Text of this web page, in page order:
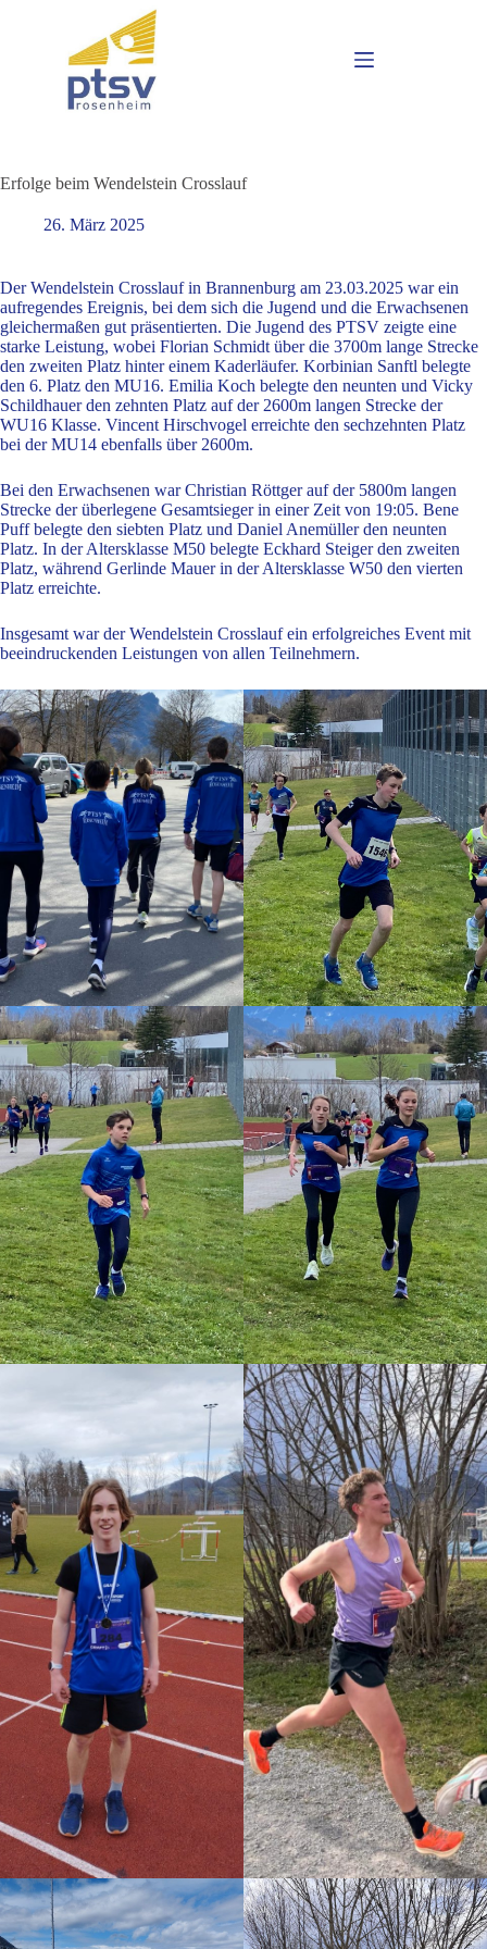
Erfolge beim Wendelstein Crosslauf
26. März 2025
Der Wendelstein Crosslauf in Brannenburg am 23.03.2025 war ein
aufregendes Ereignis, bei dem sich die Jugend und die Erwachsenen
gleichermaßen gut präsentierten. Die Jugend des PTSV zeigte eine
starke Leistung, wobei Florian Schmidt über die 3700m lange Strecke
den zweiten Platz hinter einem Kaderläufer. Korbinian Sanftl belegte
den 6. Platz den MU16. Emilia Koch belegte den neunten und Vicky
Schildhauer den zehnten Platz auf der 2600m langen Strecke der
WU16 Klasse. Vincent Hirschvogel erreichte den sechzehnten Platz
bei der MU14 ebenfalls über 2600m.
Bei den Erwachsenen war Christian Röttger auf der 5800m langen
Strecke der überlegene Gesamtsieger in einer Zeit von 19:05. Bene
Puff belegte den siebten Platz und Daniel Anemüller den neunten
Platz. In der Altersklasse M50 belegte Eckhard Steiger den zweiten
Platz, während Gerlinde Mauer in der Altersklasse W50 den vierten
Platz erreichte.
Insgesamt war der Wendelstein Crosslauf ein erfolgreiches Event mit
beeindruckenden Leistungen von allen Teilnehmern.